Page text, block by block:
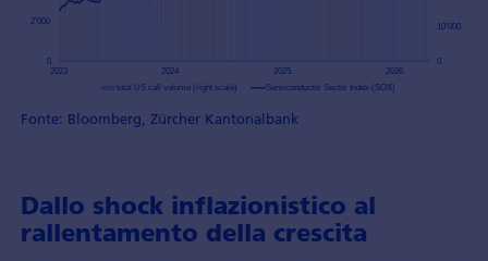
Fonte: Bloomberg, Zürcher Kantonalbank
Dallo shock inflazionistico al
rallentamento della crescita